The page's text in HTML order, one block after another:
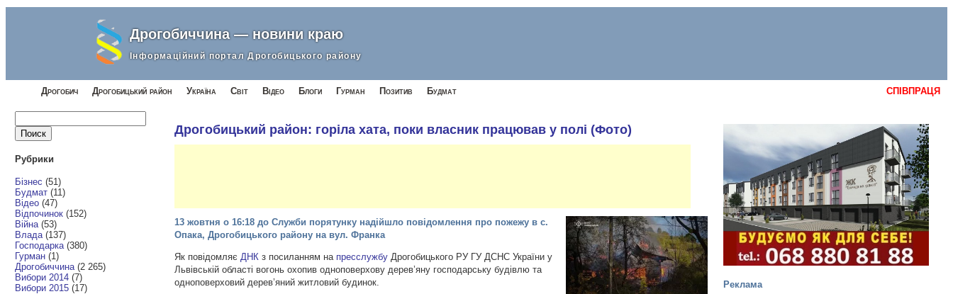
Дрогобиччина — новини краю
Інформаційний портал Дрогобицького району
Дрогобич Дрогобицький район Україна Світ Відео Блоги Гурман СПІВПРАЦЯ
Позитив Будмат
Реклама
Рубрики
Бізнес (51)
Будмат (11)
Відео (47)
Відпочинок (152)
Війна (53)
Влада (137)
Господарка (380)
Гурман (1)
Дрогобиччина (2 265)
Вибори 2014 (7)
Вибори 2015 (17)
Дрогобицький район: горіла хата, поки власник працював у полі (Фото)
13 жовтня о 16:18 до Служби порятунку надійшло повідомлення про пожежу в с.
Опака, Дрогобицького району на вул. Франка
Як повідомляєДНК з посиланням на пресслужбу Дрогобицького РУ ГУ ДСНС України у
Львівській області вогонь охопив одноповерхову дерев’яну господарську будівлю та
одноповерховий дерев’яний житловий будинок.